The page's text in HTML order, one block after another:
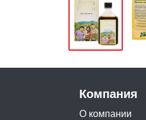
Компания
О компании